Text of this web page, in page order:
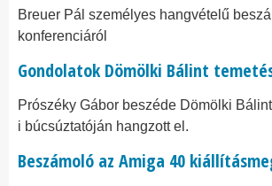
Breuer Pál személyes hangvételű
konferenciáról
Gondolatok Dömölki Bálint
Prószéky Gábor beszéde Dömölki
i búcsúztatóján hangzott el.
Beszámoló az Amiga 40